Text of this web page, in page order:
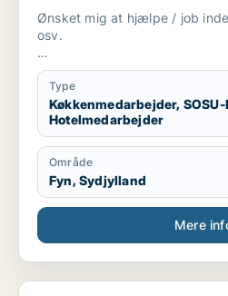
Ønsket mig at hjælpe / job
osv.
Hotel mange års erfaring
Rengøring mange års erfaring
Type
Køkkenmedarbejder,
Hotelmedarbejder
Område
Fyn, Sydjylland
Mere